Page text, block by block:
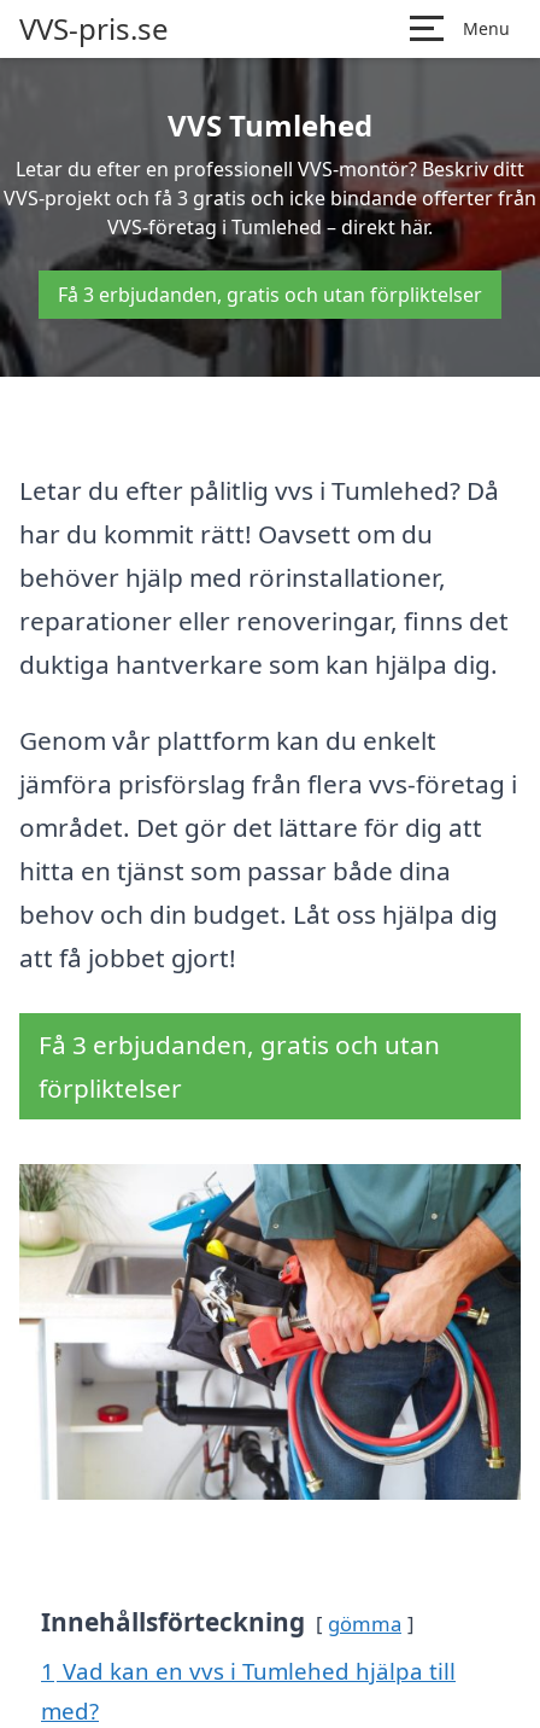
VVS-pris.se Menu
VVS Tumlehed
Letar du efter en professionell VVS-montör? Beskriv ditt
VVS-projekt och få 3 gratis och icke bindande offerter från
VVS-företag i Tumlehed – direkt här.
Få 3 erbjudanden, gratis och utan förpliktelser
Letar du efter pålitlig vvs i Tumlehed? Då
har du kommit rätt! Oavsett om du
behöver hjälp med rörinstallationer,
reparationer eller renoveringar, finns det
duktiga hantverkare som kan hjälpa dig.
Genom vår plattform kan du enkelt
jämföra prisförslag från flera vvs-företag i
området. Det gör det lättare för dig att
hitta en tjänst som passar både dina
behov och din budget. Låt oss hjälpa dig
att få jobbet gjort!
Få 3 erbjudanden, gratis och utan
förpliktelser
Innehållsförteckning gömma
1 Vad kan en vvs i Tumlehed hjälpa till
med?